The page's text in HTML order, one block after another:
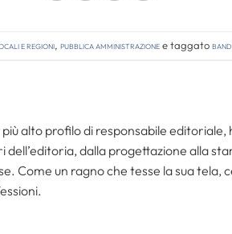
e regioni, Pubblica amministrazionee taggato
alto profilo di responsabile
dalla progettazione alla
Come un ragno che tesse la sua